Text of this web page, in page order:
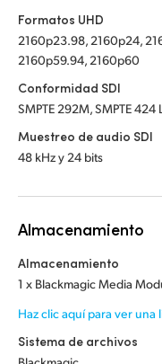
Formatos UHD
2160p23.98, 2160p24,
2160p59.94, 2160p60
Conformidad SDI
SMPTE 292M, SMPTE 424
Muestreo de audio SDI
48 kHz y 24 bits
Almacenamiento
Almacenamiento
1 x Blackmagic Media
Haz clic aquí para ver
Sistema de archivos